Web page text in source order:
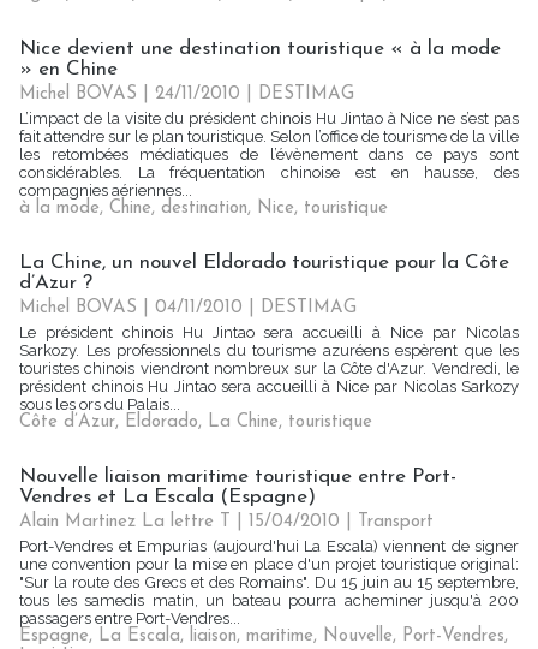
Nice devient une destination touristique « à la mode
» en Chine
Michel BOVAS | 24/11/2010
DESTIMAG
L’impact de la visite du président chinois Hu Jintao à Nice ne s’est pas
fait attendre sur le plan touristique. Selon l’office de tourisme de la ville
les retombées médiatiques de l’évènement dans ce pays sont
considérables. La fréquentation chinoise est en hausse, des
compagnies aériennes...
à la mode, Chine, destination, Nice, touristique
La Chine, un nouvel Eldorado touristique pour la Côte
d’Azur ?
Michel BOVAS | 04/11/2010
DESTIMAG
Le président chinois Hu Jintao sera accueilli à Nice par Nicolas
Sarkozy. Les professionnels du tourisme azuréens espèrent que les
touristes chinois viendront nombreux sur la Côte d'Azur. Vendredi, le
président chinois Hu Jintao sera accueilli à Nice par Nicolas Sarkozy
sous les ors du Palais...
Côte d’Azur, Eldorado, La Chine, touristique
Nouvelle liaison maritime touristique entre Port-
Vendres et La Escala (Espagne)
Alain Martinez La lettre T | 15/04/2010
Transport
Port-Vendres et Empurias (aujourd'hui La Escala) viennent de signer
une convention pour la mise en place d'un projet touristique original:
"Sur la route des Grecs et des Romains". Du 15 juin au 15 septembre,
tous les samedis matin, un bateau pourra acheminer jusqu'à 200
passagers entre Port-Vendres...
Espagne, La Escala, liaison, maritime, Nouvelle, Port-Vendres,